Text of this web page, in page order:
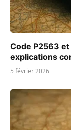
Code P2563
explications
5 février 2026